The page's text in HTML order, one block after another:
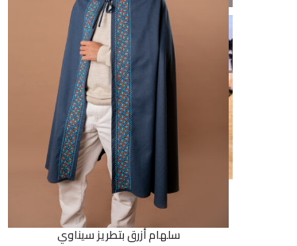
إضافة إلى السلةسلهام أزرق بتطريز سيناوي